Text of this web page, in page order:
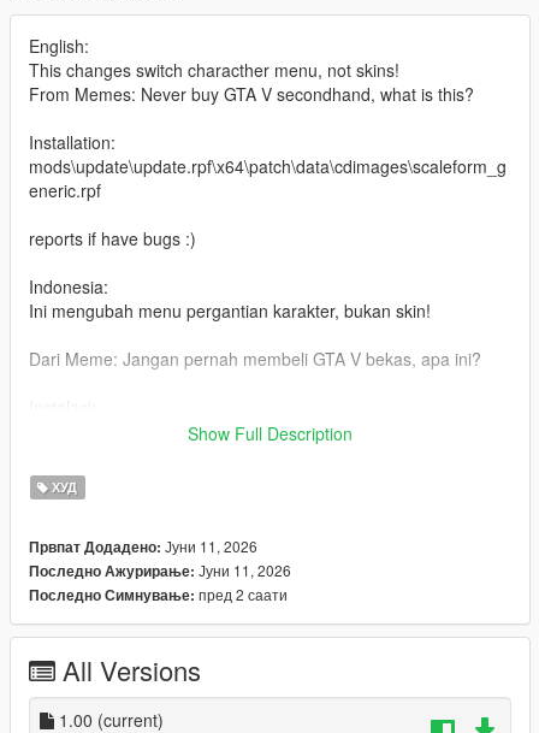
English:
This changes switch characther menu, not skins!
From Memes: Never buy GTA V secondhand, what is this?
Installation:
mods\update\update.rpf\x64\patch\data\cdimages\scaleform_g
eneric.rpf
reports if have bugs :)
Indonesia:
Ini mengubah menu pergantian karakter, bukan skin!
Dari Meme: Jangan pernah membeli GTA V bekas, apa ini?
mods\update\update.rpf\x64\patch\data\cdimages\scaleform_g
Laporkan jika ada bug :)
Show Full Description
ХУД
Првпат Додадено: Јуни 11, 2026
Последно Ажурирање: Јуни 11, 2026
Последно Симнување: пред 2 саати
All Versions
1.00 (current)